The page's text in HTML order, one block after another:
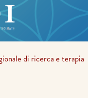
di ricerca e terapia